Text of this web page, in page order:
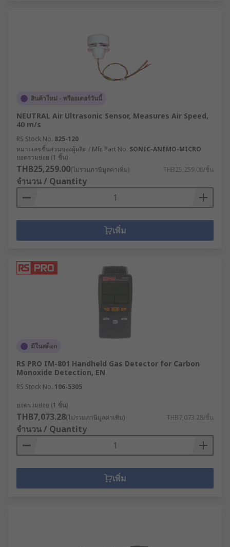
สินค้าใหม่ - พรีออเดอร์วันนี้
NEUTRAL Air Ultrasonic Sensor, Measures Air Speed,
40 m/s
RS Stock No. 825-120
หมายเลขชิ้นส่วนของผู้ผลิต / Mfr. Part No. SONIC-ANEMO-MICRO
ยอดรวมย่อย (1 ชิ้น)
THB25,259.00(ไม่รวมภาษีมูลค่าเพิ่ม) THB25,259.00/ชิ้น
จำนวน / Quantity
เพิ่ม
มีในสต็อก
RS PRO IM-801 Handheld Gas Detector for Carbon
Monoxide Detection, EN
RS Stock No. 106-5305
ยอดรวมย่อย (1 ชิ้น)
THB7,073.28(ไม่รวมภาษีมูลค่าเพิ่ม) THB7,073.28/ชิ้น
จำนวน / Quantity
เพิ่ม